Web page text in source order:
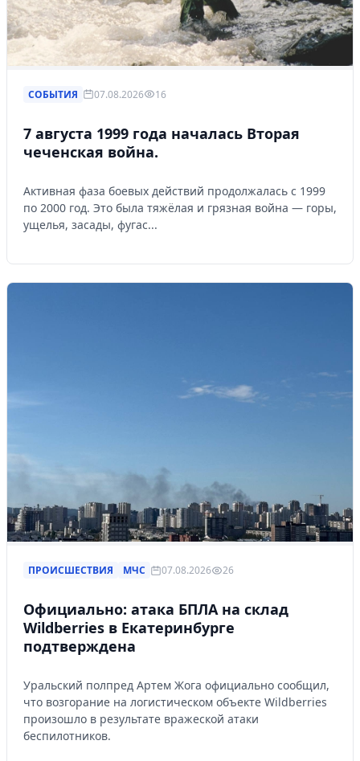
СОБЫТИЯ 07.08.2026 16
7 августа 1999 года началась Вторая
чеченская война.
Активная фаза боевых действий продолжалась с 1999
по 2000 год. Это была тяжёлая и грязная война — горы,
ущелья, засады, фугас...
ПРОИСШЕСТВИЯ МЧС 07.08.2026 26
Официально: атака БПЛА на склад
Wildberries в Екатеринбурге
подтверждена
Уральский полпред Артем Жога официально сообщил,
что возгорание на логистическом объекте Wildberries
произошло в результате вражеской атаки
беспилотников.